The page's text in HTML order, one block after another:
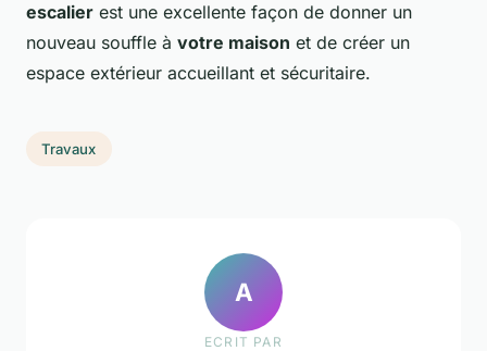
escalier est une excellente façon de donner un
nouveau souffle à votre maison et de créer un
espace extérieur accueillant et sécuritaire.
Travaux
A
ECRIT PAR